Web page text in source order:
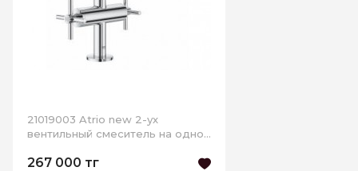
21019003 Atrio new 2-ух
вентильный смеситель на одно
267 000 тг